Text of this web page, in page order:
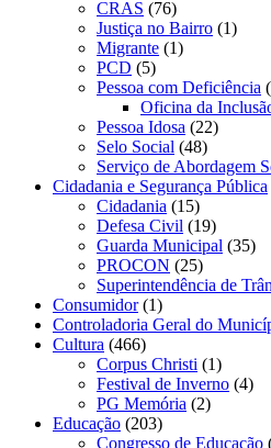
CRAS (76)
Justiça no Bairro (1)
Migrante (1)
PCD (5)
Pessoa com Deficiência
Oficina da
Pessoa Idosa (22)
Selo Social (48)
Serviço de Abordagem
Cidadania e Segurança Pública
Cidadania (15)
Defesa Civil (19)
Guarda Municipal (35)
PROCON (25)
Superintendência de
Consumidor(1)
Controladoria Geral do
Cultura (466)
Corpus Christi (1)
Festival de Inverno (4)
PG Memória (2)
Educação (203)
Congresso de Educação